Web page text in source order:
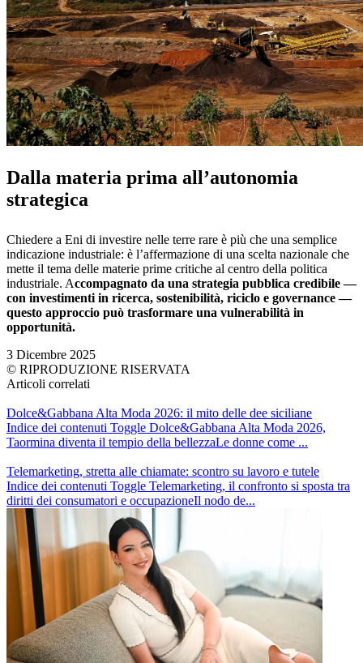
Dalla materia prima all’autonomia
strategica
Chiedere a Eni di investire nelle terre rare è più che una semplice
indicazione industriale: è l’affermazione di una scelta nazionale che
mette il tema delle materie prime critiche al centro della politica
industriale. Accompagnato da una strategia pubblica credibile —
con investimenti in ricerca, sostenibilità, riciclo e governance —
questo approccio può trasformare una vulnerabilità in
opportunità.
3 Dicembre 2025
© RIPRODUZIONE RISERVATA
Articoli correlati
Dolce&Gabbana Alta Moda 2026: il mito delle dee siciliane
Indice dei contenuti Toggle Dolce&Gabbana Alta Moda 2026,
Taormina diventa il tempio della bellezzaLe donne come ...
Telemarketing, stretta alle chiamate: scontro su lavoro e tutele
Indice dei contenuti Toggle Telemarketing, il confronto si sposta tra
diritti dei consumatori e occupazioneIl nodo de...